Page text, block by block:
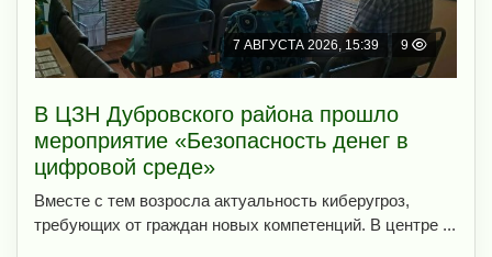
7 АВГУСТА 2026, 15:39 9
В ЦЗН Дубровского района прошло
мероприятие «Безопасность денег в
цифровой среде»
Вместе с тем возросла актуальность киберугроз,
требующих от граждан новых компетенций. В центре ...